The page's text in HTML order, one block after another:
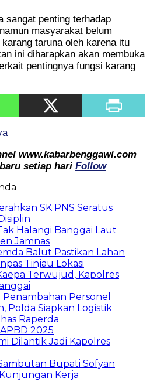
sangat penting terhadap
masyarakat belum
taruna oleh karena itu
ini diharapkan akan membuka
pentingnya fungsi karang
www.kabarbenggawi.com
setiap hari Follow
SK PNS Seratus
Halangi Banggai Laut
Jamnas
Balut Pastikan Lahan
Tinjau Lokasi
Terwujud, Kapolres
Personel
Polda Siapkan Logistik
Raperda
2025
Dilantik Jadi Kapolres
Bupati Sofyan
Kerja